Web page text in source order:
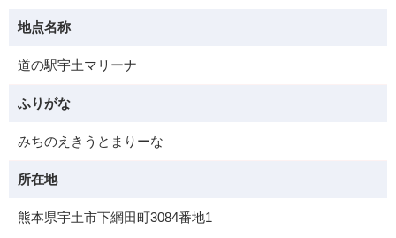
地点名称
道の駅宇土マリーナ
ふりがな
みちのえきうとまりーな
所在地
熊本県宇土市下網田町3084番地1